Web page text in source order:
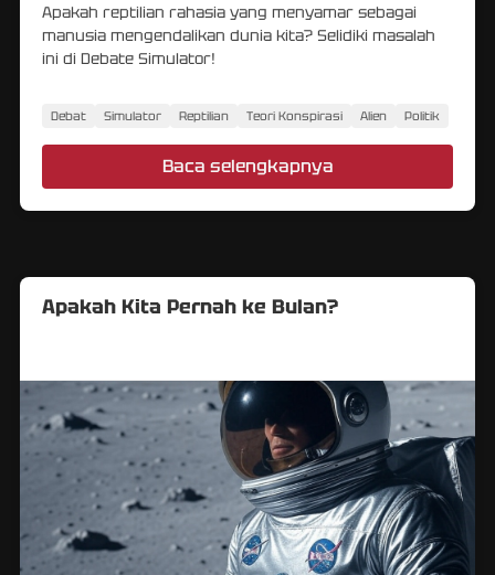
Apakah reptilian rahasia yang menyamar sebagai
manusia mengendalikan dunia kita? Selidiki masalah
ini di Debate Simulator!
Debat Simulator Reptilian Teori Konspirasi Alien Politik
Baca selengkapnya
Apakah Kita Pernah ke Bulan?